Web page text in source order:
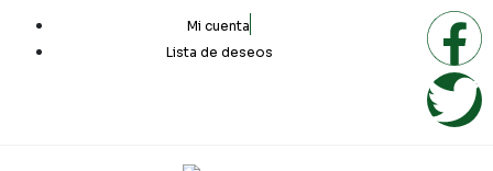
Mi cuenta
Lista de deseos